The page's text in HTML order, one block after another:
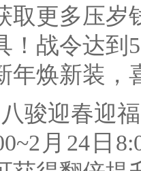
取更多压岁
！战令达到
年焕新装，
迎春迎福
月24日